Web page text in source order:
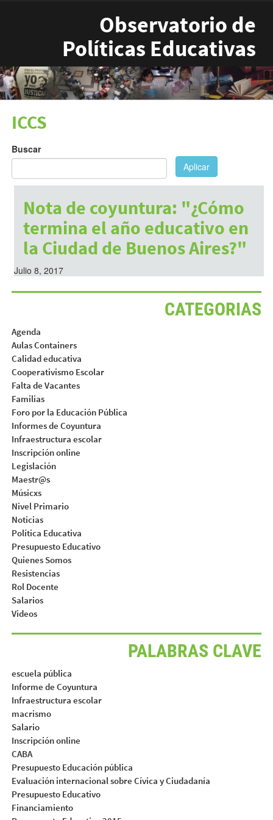
Observatorio de
Políticas Educativas
ICCS
Buscar
Aplicar
Nota de coyuntura: "¿Cómo
termina el año educativo en
la Ciudad de Buenos Aires?"
Julio 8, 2017
CATEGORIAS
Agenda
Aulas Containers
Calidad educativa
Cooperativismo Escolar
Falta de Vacantes
Familias
Foro por la Educación Pública
Informes de Coyuntura
Infraestructura escolar
Inscripción online
Legislación
Maestr@s
Músicxs
Nivel Primario
Noticias
Política Educativa
Presupuesto Educativo
Quienes Somos
Resistencias
Rol Docente
Salarios
Videos
PALABRAS CLAVE
escuela pública
Informe de Coyuntura
Infraestructura escolar
macrismo
Salario
Inscripción online
CABA
Presupuesto Educación pública
Evaluación internacional sobre Cívica y Ciudadanía
Presupuesto Educativo
Financiamiento